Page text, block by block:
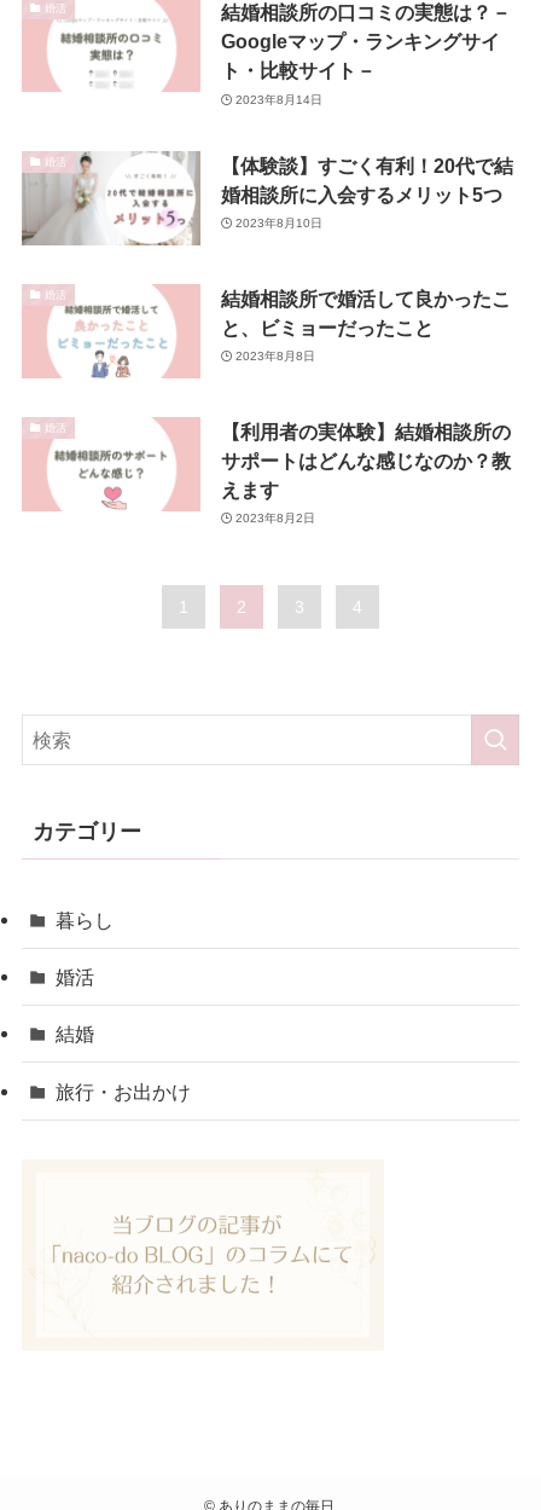
婚活
結婚相談所の口コミの実態は？－
Googleマップ・ランキングサイ
ト・比較サイト－
2023年8月14日
婚活
【体験談】すごく有利！20代で結
婚相談所に入会するメリット5つ
2023年8月10日
婚活
結婚相談所で婚活して良かったこ
と、ビミョーだったこと
2023年8月8日
婚活
【利用者の実体験】結婚相談所の
サポートはどんな感じなのか？教
えます
2023年8月2日
1 2 3 4
カテゴリー
暮らし
婚活
結婚
旅行・お出かけ
©ありのままの毎日.